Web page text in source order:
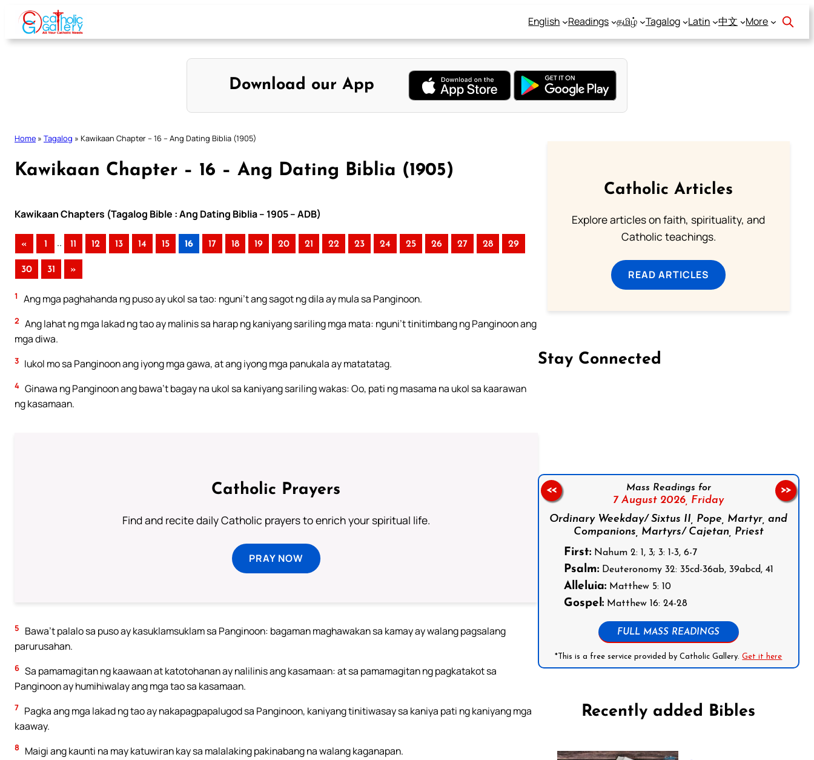
Skip
content
English Readings தமிழ் Tagalog Latin 中文 More
Download our App
Home » Tagalog » Kawikaan Chapter – 16 – Ang Dating Biblia (1905)
Kawikaan Chapter – 16 – Ang Dating Biblia (1905)
Kawikaan Chapters (Tagalog Bible : Ang Dating Biblia – 1905 – ADB)
« 1 .. 11 12 13 14 15 16 17 18 19 20 21 22 23 24 25 26 27 28 29
30 31 »
1 Ang mga paghahanda ng puso ay ukol sa tao: nguni’t ang sagot ng dila ay mula sa Panginoon.
2 Ang lahat ng mga lakad ng tao ay malinis sa harap ng kaniyang sariling mga mata: nguni’t tinitimbang ng Panginoon ang
mga diwa.
3 Iukol mo sa Panginoon ang iyong mga gawa, at ang iyong mga panukala ay matatatag.
4 Ginawa ng Panginoon ang bawa’t bagay na ukol sa kaniyang sariling wakas: Oo, pati ng masama na ukol sa kaarawan
ng kasamaan.
Catholic Prayers
Find and recite daily Catholic prayers to enrich your spiritual life.
PRAY NOW
5
Bawa’t palalo sa puso ay kasuklamsuklam sa Panginoon: bagaman maghawakan sa kamay ay walang pagsalang
parurusahan.
6 Sa pamamagitan ng kaawaan at katotohanan ay nalilinis ang kasamaan: at sa pamamagitan ng pagkatakot sa
Panginoon ay humihiwalay ang mga tao sa kasamaan.
7 Pagka ang mga lakad ng tao ay nakapagpapalugod sa Panginoon, kaniyang tinitiwasay sa kaniya pati ng kaniyang mga
kaaway.
8 Maigi ang kaunti na may katuwiran kay sa malalaking pakinabang na walang kaganapan.
Catholic Articles
Explore articles on faith, spirituality, and
Catholic teachings.
READ ARTICLES
Stay Connected
Mass Readings for
7 August 2026, Friday
Ordinary Weekday/ Sixtus II, Pope, Martyr, and
Companions, Martyrs/ Cajetan, Priest
First:Nahum 2: 1, 3; 3: 1-3, 6-7
Psalm:Deuteronomy 32: 35cd-36ab, 39abcd, 41
Alleluia:Matthew 5: 10
Gospel:Matthew 16: 24-28
FULL MASS READINGS
*This is a free service provided by Catholic Gallery.Get it here
<< >>
Recently added Bibles